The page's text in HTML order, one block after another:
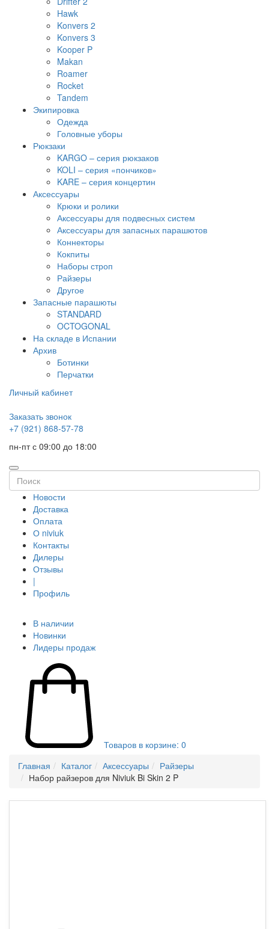
Hawk
Konvers 2
Konvers 3
Kooper P
Makan
Roamer
Rocket
Tandem
Экипировка
Одежда
Головные уборы
Рюкзаки
KARGO – серия рюкзаков
KOLI – серия «пончиков»
KARE – серия концертин
Аксессуары
Крюки и ролики
Аксессуары для подвесных систем
Аксессуары для запасных парашютов
Коннекторы
Кокпиты
Наборы строп
Райзеры
Другое
Запасные парашюты
STANDARD
OCTOGONAL
На складе в Испании
Архив
Ботинки
Перчатки
Личный кабинет
Заказать звонок
+7 (921) 868-57-78
пн-пт с 09:00 до 18:00
Новости
Доставка
Оплата
О niviuk
Контакты
Дилеры
Отзывы
|
Профиль
В наличии
Новинки
Лидеры продаж
Товаров в корзине: 0
Главная
Каталог Аксессуары
Райзеры
Набор райзеров для Niviuk Bi Skin 2 P